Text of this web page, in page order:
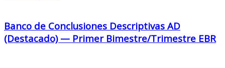
Banco de Conclusiones Descriptivas AD
(Destacado) — Primer Bimestre/Trimestre EBR